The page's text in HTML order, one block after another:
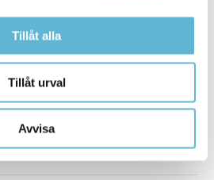
Tillåt alla
Tillåt urval
Avvisa